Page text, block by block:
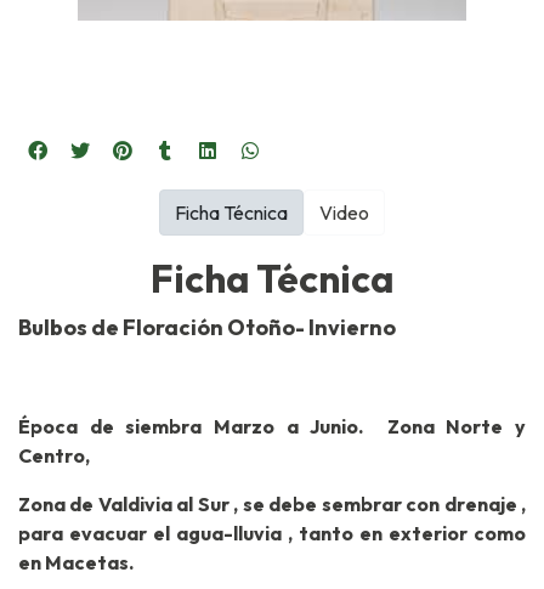
Ficha Técnica
Bulbos de Floración Otoño- Invierno
Época de siembra Marzo a Junio. Zona Norte y
Centro,
Zona de Valdivia al Sur , se debe sembrar con drenaje ,
para evacuar el agua-lluvia , tanto en exterior como
en Macetas.
Ficha Técnica Video